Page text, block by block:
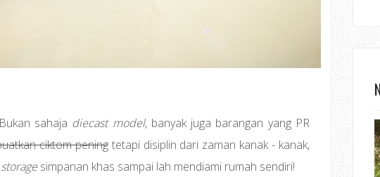
sahaja diecast model, banyak juga barangan yang PR
ciktom peningtetapi disiplin dari zaman kanak - kanak,
storagesimpanan khas sampai lah mendiami rumah sendiri!